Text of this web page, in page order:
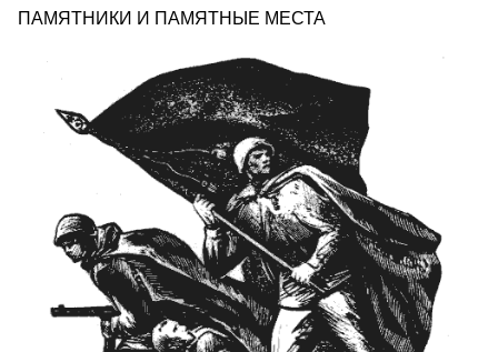
ПАМЯТНИКИ И ПАМЯТНЫЕ МЕСТА